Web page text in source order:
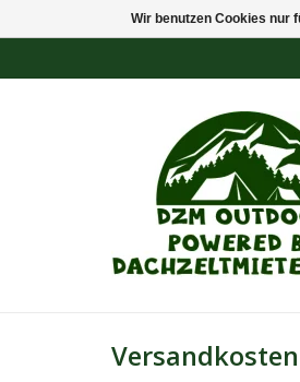
Wir benutzen Cookies nur